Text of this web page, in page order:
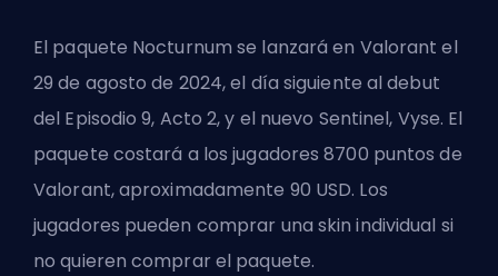
El paquete Nocturnum se lanzará en Valorant el
29 de agosto de 2024, el día siguiente al debut
del Episodio 9, Acto 2, y el nuevo Sentinel, Vyse. El
paquete costará a los jugadores 8700 puntos de
Valorant, aproximadamente 90 USD. Los
jugadores pueden comprar una skin individual si
no quieren comprar el paquete.